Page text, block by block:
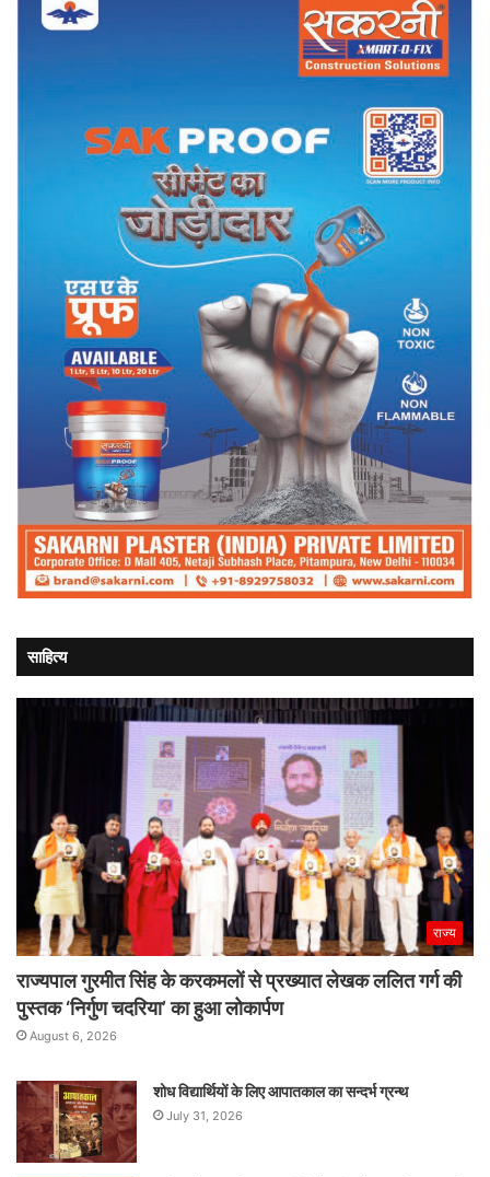
साहित्य
राज्य
राज्यपाल गुरमीत सिंह के करकमलों से प्रख्यात लेखक ललित गर्ग की
पुस्तक ‘निर्गुण चदरिया’ का हुआ लोकार्पण
August 6, 2026
शोध विद्यार्थियों के लिए आपातकाल का सन्दर्भ ग्रन्थ
July 31, 2026